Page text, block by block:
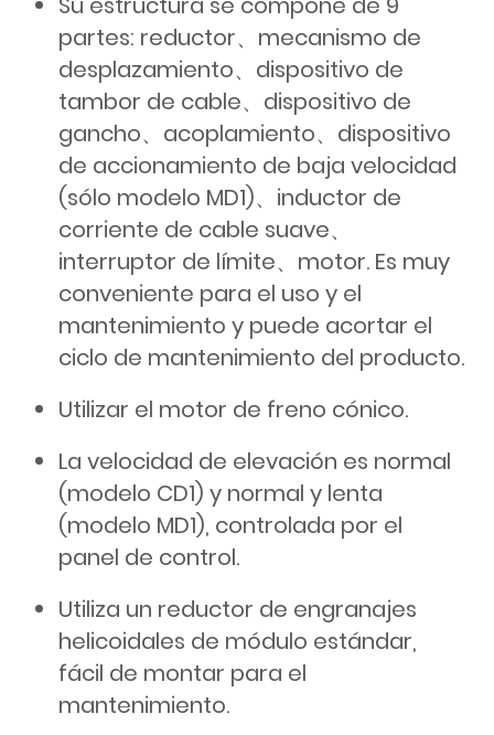
partes: reductor、mecanismo de
desplazamiento、dispositivo de
tambor de cable、dispositivo de
gancho、acoplamiento、dispositivo
de accionamiento de baja velocidad
(sólo modelo MD1)、inductor de
corriente de cable suave、
interruptor de límite、motor. Es muy
conveniente para el uso y el
mantenimiento y puede acortar el
ciclo de mantenimiento del producto.
Utilizar el motor de freno cónico.
La velocidad de elevación es normal
(modelo CD1) y normal y lenta
(modelo MD1), controlada por el
panel de control.
Utiliza un reductor de engranajes
helicoidales de módulo estándar,
fácil de montar para el
mantenimiento.